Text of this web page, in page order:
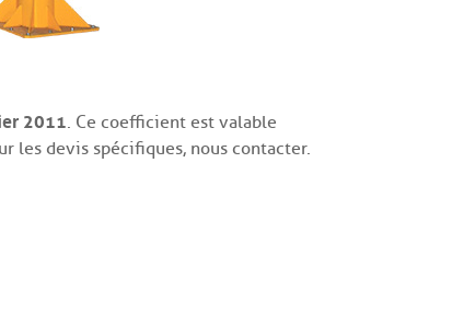
2011. Ce coefficient est valable
les devis spécifiques, nous contacter.